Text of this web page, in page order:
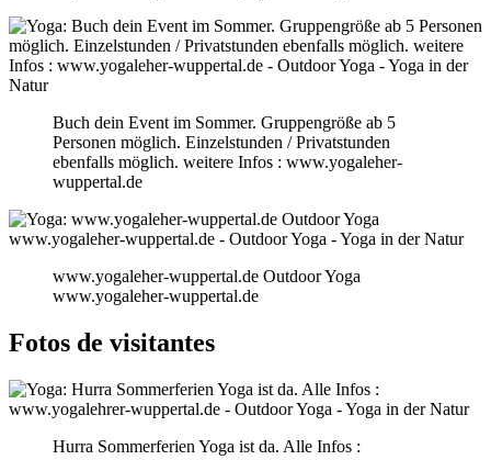
Buch dein Event im Sommer. Gruppengröße ab 5
Personen möglich. Einzelstunden / Privatstunden
ebenfalls möglich. weitere Infos : www.yogaleher-
wuppertal.de
www.yogaleher-wuppertal.de Outdoor Yoga
www.yogaleher-wuppertal.de
Fotos de visitantes
Hurra Sommerferien Yoga ist da. Alle Infos :